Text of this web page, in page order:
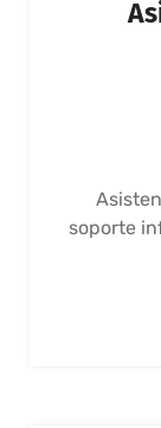
soporte